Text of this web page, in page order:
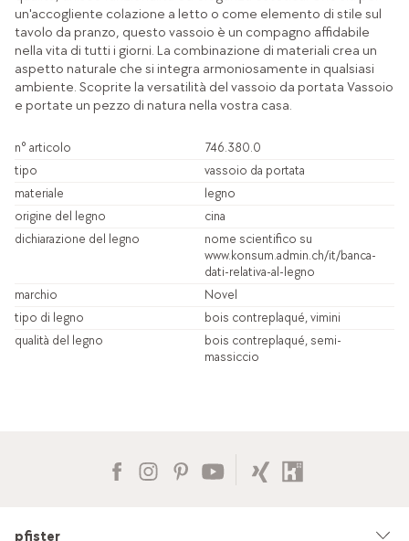
un'accogliente colazione a letto o come elemento di stile sul
tavolo da pranzo, questo vassoio è un compagno affidabile
nella vita di tutti i giorni. La combinazione di materiali crea un
aspetto naturale che si integra armoniosamente in qualsiasi
ambiente. Scoprite la versatilità del vassoio da portata Vassoio
e portate un pezzo di natura nella vostra casa.
n° articolo
746.380.0
tipo
vassoio da portata
materiale
legno
origine del legno
cina
dichiarazione del legno
nome scientifico su
www.konsum.admin.ch/it/banca-
dati-relativa-al-legno
marchio
Novel
tipo di legno
bois contreplaqué, vimini
qualità del legno
bois contreplaqué, semi-
massiccio
pfister